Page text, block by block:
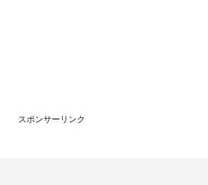
スポンサーリンク